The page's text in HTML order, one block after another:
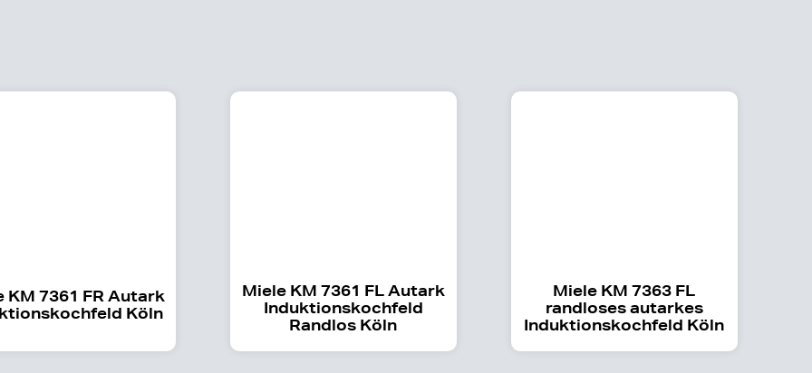
KM 7361 FR Autark
Köln
Miele KM 7361 FL Autark
Induktionskochfeld
Randlos Köln
Miele KM 7363 FL
randloses autarkes
Induktionskochfeld Köln